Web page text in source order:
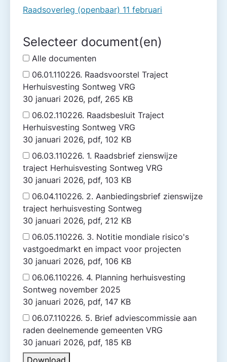
Raadsoverleg (openbaar) 11 februari
Selecteer document(en)
Alle documenten
06.01.110226. Raadsvoorstel Traject
Herhuisvesting Sontweg VRG
30 januari 2026, pdf, 265 KB
06.02.110226. Raadsbesluit Traject
Herhuisvesting Sontweg VRG
30 januari 2026, pdf, 102 KB
06.03.110226. 1. Raadsbrief zienswijze
traject Herhuisvesting Sontweg VRG
30 januari 2026, pdf, 103 KB
06.04.110226. 2. Aanbiedingsbrief zienswijze
traject herhuisvesting Sontweg
30 januari 2026, pdf, 212 KB
06.05.110226. 3. Notitie mondiale risico's
vastgoedmarkt en impact voor projecten
30 januari 2026, pdf, 106 KB
06.06.110226. 4. Planning herhuisvesting
Sontweg november 2025
30 januari 2026, pdf, 147 KB
06.07.110226. 5. Brief adviescommissie aan
raden deelnemende gemeenten VRG
30 januari 2026, pdf, 185 KB
Download